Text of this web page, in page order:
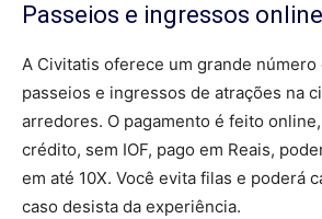
Passeios e ingressos online
A Civitatis oferece um grande número
passeios e ingressos de atrações na
arredores. O pagamento é feito
crédito, sem IOF, pago em Reais,
em até 10X. Você evita filas e poderá
caso desista da experiência.